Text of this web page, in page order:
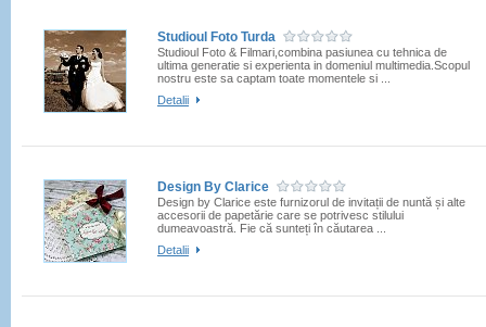
Studioul Foto Turda
Studioul Foto & Filmari,combina pasiunea cu tehnica de
ultima generatie si experienta in domeniul multimedia.Scopul
nostru este sa captam toate momentele si ...
Detalii
Design By Clarice
Design by Clarice este furnizorul de invitații de nuntă și alte
accesorii de papetărie care se potrivesc stilului
dumeavoastră. Fie că sunteți în căutarea ...
Detalii